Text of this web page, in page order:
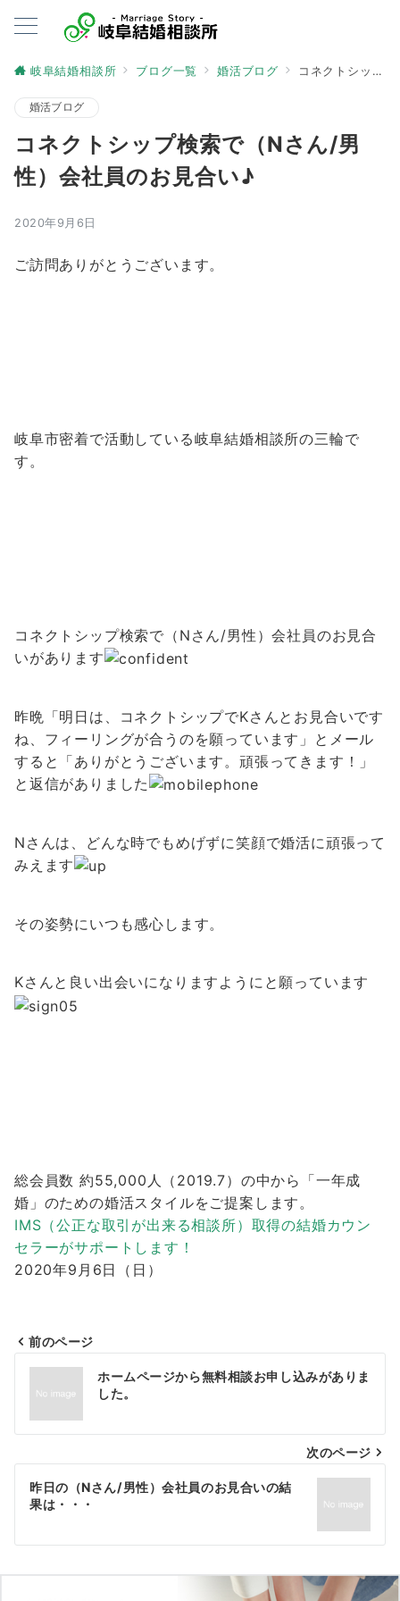
岐阜結婚相談所 ブログ一覧 婚活ブログ コネクトシップ検索で（Nさん/男性）会社員のお見合い♪
婚活ブログ
コネクトシップ検索で（Nさん/男
性）会社員のお見合い♪
2020年9月6日
ご訪問ありがとうございます。
岐阜市密着で活動している岐阜結婚相談所の三輪で
す。
コネクトシップ検索で（Nさん/男性）会社員のお見合
いがあります
昨晩「明日は、コネクトシップでKさんとお見合いです
ね、フィーリングが合うのを願っています」とメール
すると 「ありがとうございます。頑張ってきます！」
と返信がありました
Nさんは、どんな時でもめげずに笑顔で婚活に頑張って
みえます
その姿勢にいつも感心します。
Kさんと良い出会いになりますようにと願っています
総会員数 約55,000人（2019.7）の中から「一年成
婚」のための婚活スタイルをご提案します。
IMS（公正な取引が出来る相談所）取得の結婚カウン
セラーがサポートします！
2020年9月6日（日）
投
ナ
ビ
ゲ
シ
ョ
前のページ
ホームページから無料相談お申し込みがありま
した。
次のページ
昨日の（Nさん/男性）会社員のお見合いの結
果は・・・